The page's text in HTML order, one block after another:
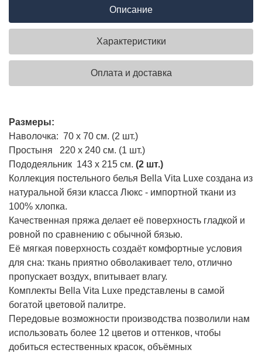
Описание
Характеристики
Оплата и доставка
Размеры:
Наволочка: 70 х 70 см. (2 шт.)
Простыня 220 х 240 см. (1 шт.)
Пододеяльник 143 х 215 см. (2 шт.)
Коллекция постельного белья Bella Vita Luxe создана из
натуральной бязи класса Люкс - импортной ткани из
100% хлопка.
Качественная пряжа делает её поверхность гладкой и
ровной по сравнению с обычной бязью.
Её мягкая поверхность создаёт комфортные условия
для сна: ткань приятно обволакивает тело, отлично
пропускает воздух, впитывает влагу.
Комплекты Bella Vita Luxe представлены в самой
богатой цветовой палитре.
Передовые возможности производства позволили нам
использовать более 12 цветов и оттенков, чтобы
добиться естественных красок, объёмных